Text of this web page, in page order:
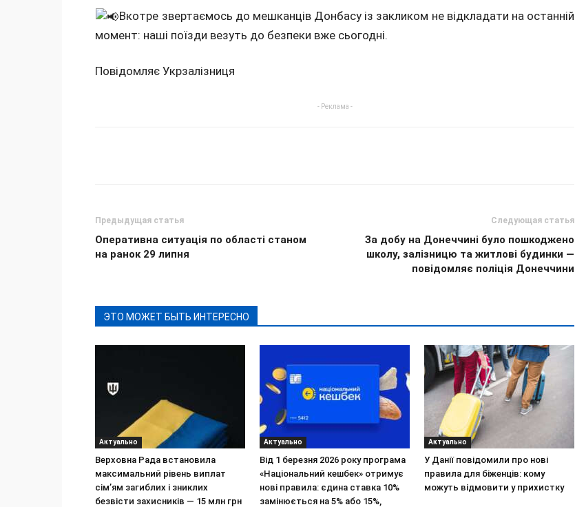
Вкотре звертаємось до мешканців Донбасу із закликом не відкладати на останній
момент: наші поїзди везуть до безпеки вже сьогодні.
Повідомляє Укрзалізниця
- Реклама -
Предыдущая статья
Оперативна ситуація по області станом
на ранок 29 липня
Следующая статья
За добу на Донеччині було пошкоджено
школу, залізницю та житлові будинки —
повідомляє поліція Донеччини
ЭТО МОЖЕТ БЫТЬ ИНТЕРЕСНО
Актуально
Верховна Рада встановила
максимальний рівень виплат
сім’ям загиблих і зниклих
безвісти захисників — 15 млн грн
Актуально
Від 1 березня 2026 року програма
«Національний кешбек» отримує
нові правила: єдина ставка 10%
замінюється на 5% або 15%,
Актуально
У Данії повідомили про нові
правила для біженців: кому
можуть відмовити у прихистку